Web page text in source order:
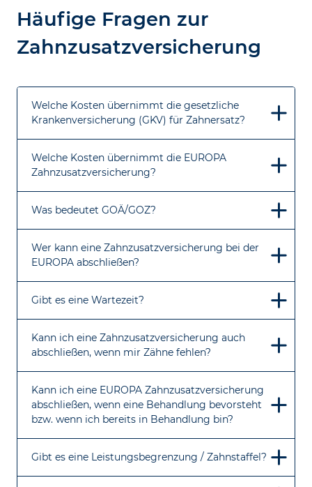
Häufige Fragen zur
Zahnzusatzversicherung
Welche Kosten übernimmt die gesetzliche
Krankenversicherung (GKV) für Zahnersatz?
Welche Kosten übernimmt die EUROPA
Zahnzusatzversicherung?
Was bedeutet GOÄ/GOZ?
Wer kann eine Zahnzusatzversicherung bei der
EUROPA abschließen?
Gibt es eine Wartezeit?
Kann ich eine Zahnzusatzversicherung auch
abschließen, wenn mir Zähne fehlen?
Kann ich eine EUROPA Zahnzusatzversicherung
abschließen, wenn eine Behandlung bevorsteht
bzw. wenn ich bereits in Behandlung bin?
Gibt es eine Leistungsbegrenzung / Zahnstaffel?